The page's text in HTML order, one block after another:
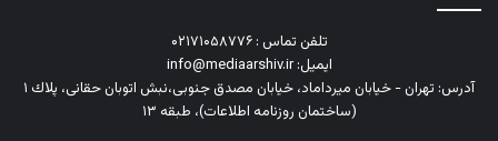
تلفن تماس : ۰۲۱۷۱۰۵۸۷۷۶
ایمیل: info@mediaarshiv.ir
آدرس: تهران - خیابان میرداماد، خیابان مصدق جنوبی،نبش اتوبان حقانی، پلاك ١
(ساختمان روزنامه اطلاعات)، طبقه ۱۳